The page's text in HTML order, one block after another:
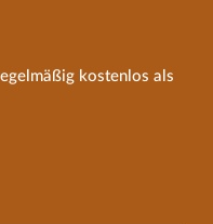
kostenlos als